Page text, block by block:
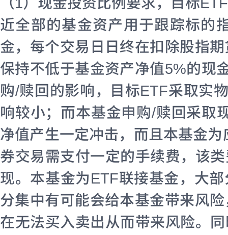
近全部的基金资产用于跟踪标的
金，每个交易日日终在扣除股指
保持不低于基金资产净值5%的现
购/赎回的影响，目标ETF采取实
响较小；而本基金申购/赎回采取
净值产生一定冲击，而且本基金
券交易需支付一定的手续费，该
现。本基金为ETF联接基金，大
分集中有可能会给本基金带来风
在无法买入卖出从而带来风险。